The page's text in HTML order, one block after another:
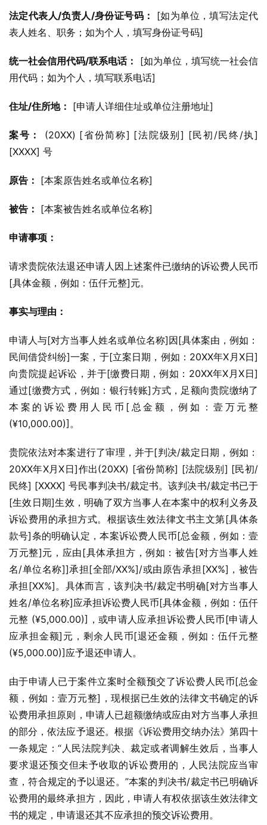
法定代表人/负责人/身份证号码：
[如为单位，填写法定代
表人姓名、职务；如为个人，填写身份证号码]
统一社会信用代码/联系电话：
[如为单位，填写统一社会信
用代码；如为个人，填写联系电话]
住址/住所地： [申请人详细住址或单位注册地址]
案号：
(20XX) [省份简称] [法院级别] [民初/民终/执]
[XXXX] 号
原告： [本案原告姓名或单位名称]
被告： [本案被告姓名或单位名称]
申请事项：
请求贵院依法退还申请人因上述案件已缴纳的诉讼费人民币
[具体金额，例如：伍仟元整]元。
事实与理由：
申请人与[对方当事人姓名或单位名称]因[具体案由，例如：
民间借贷纠纷]一案，于[立案日期，例如：20XX年X月X日]
向贵院提起诉讼，并于[缴费日期，例如：20XX年X月X日]
通过[缴费方式，例如：银行转账]方式，足额向贵院缴纳了
本案的诉讼费用人民币[总金额，例如：壹万元整
(¥10,000.00)]。
贵院依法对本案进行了审理，并于[判决/裁定日期，例如：
20XX年X月X日]作出(20XX) [省份简称] [法院级别] [民初/
民终] [XXXX] 号民事判决书/裁定书。该判决书/裁定书已于
[生效日期]生效，明确了双方当事人在本案中的权利义务及
诉讼费用的承担方式。根据该生效法律文书主文第[具体条
款号]条的明确认定，本案诉讼费人民币[总金额，例如：壹
万元整]元，应由[具体承担方，例如：被告[对方当事人姓
名/单位名称]]承担[全部/XX%]/或由原告承担[XX%]，被告
承担[XX%]。具体而言，该判决书/裁定书明确[对方当事人
姓名/单位名称]应承担诉讼费人民币[具体金额，例如：伍仟
元整 (¥5,000.00)]，或申请人应承担诉讼费人民币[申请人
应承担金额]元，剩余人民币[退还金额，例如：伍仟元整
(¥5,000.00)]应予退还申请人。
由于申请人已于案件立案时全额预交了诉讼费人民币[总金
额，例如：壹万元整]，现根据已生效的法律文书确定的诉
讼费用承担原则，申请人已超额缴纳或应由对方当事人承担
的部分，依法应予退还。根据《诉讼费用交纳办法》第四十
一条规定：“人民法院判决、裁定或者调解生效后，当事人
要求退还预交但未予收取的诉讼费用的，人民法院应当审
查，符合规定的予以退还。”本案的判决书/裁定书已明确诉
讼费用的最终承担方，因此，申请人有权依据该生效法律文
书的规定，申请退还其不应承担的预交诉讼费用。